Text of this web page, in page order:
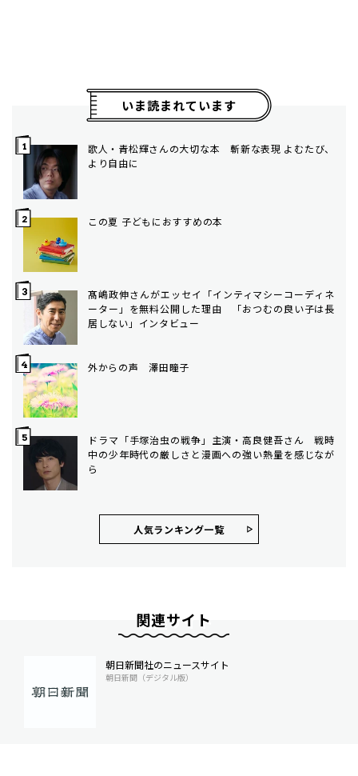
いま読まれています
歌人・青松輝さんの大切な本 斬新な表現 よむたび、
より自由に
この夏 子どもにおすすめの本
髙嶋政伸さんがエッセイ「インティマシーコーディネ
ーター」を無料公開した理由 「おつむの良い子は長
居しない」インタビュー
外からの声 澤田瞳子
ドラマ「手塚治虫の戦争」主演・高良健吾さん 戦時
中の少年時代の厳しさと漫画への強い熱量を感じなが
ら
人気ランキング⼀覧
関連サイト
朝日新聞社のニュースサイト
朝日新聞（デジタル版）